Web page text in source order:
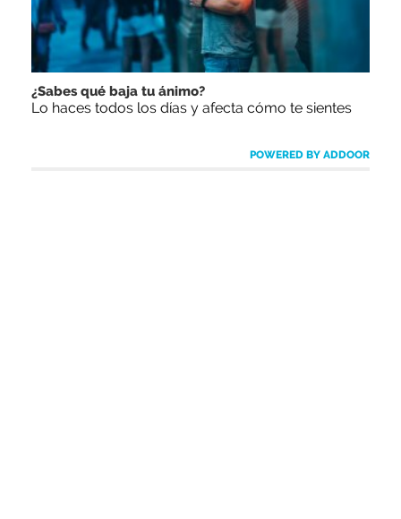
¿Sabes qué baja tu ánimo?
Lo haces todos los días y afecta cómo te sientes
POWERED BY ADDOOR